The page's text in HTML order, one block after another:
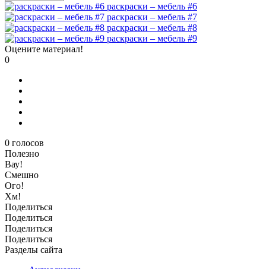
раскраски – мебель #6
раскраски – мебель #7
раскраски – мебель #8
раскраски – мебель #9
Оцените материал!
0
0 голосов
Полезно
Вау!
Смешно
Ого!
Хм!
Поделиться
Поделиться
Поделиться
Поделиться
Разделы сайта